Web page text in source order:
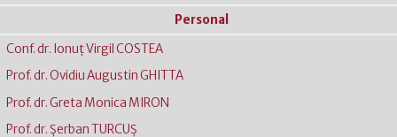
Personal
Conf. dr. Ionuţ Virgil COSTEA
Prof. dr. Ovidiu Augustin GHITTA
Prof. dr. Greta Monica MIRON
Prof. dr. Şerban TURCUŞ